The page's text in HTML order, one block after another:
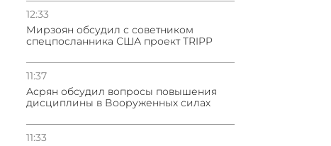
12:33
Мирзоян обсудил с советником
спецпосланника США проект TRIPP
11:37
Асрян обсудил вопросы повышения
дисциплины в Вооруженных силах
11:33